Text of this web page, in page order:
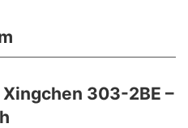
303-2BE –